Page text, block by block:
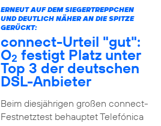
ERNEUT AUF DEM SIEGERTREPPCHEN
UND DEUTLICH NÄHER AN DIE SPITZE
GERÜCKT:
connect-Urteil "gut":
O2 festigt Platz unter
Top 3 der deutschen
DSL-Anbieter
Beim diesjährigen großen connect-
Festnetztest behauptet Telefónica